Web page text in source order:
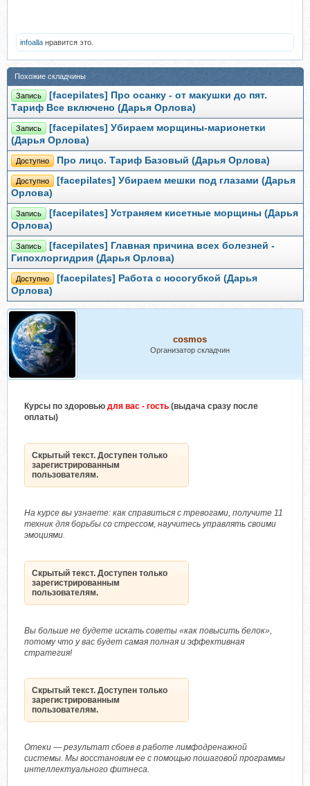
infoalla нравится это.
Похожие складчины
Запись
[facepilates] Про осанку - от макушки до пят.
Тариф Все включено (Дарья Орлова)
Запись
[facepilates] Убираем морщины-марионетки
(Дарья Орлова)
Доступно Про лицо. Тариф Базовый (Дарья Орлова)
Доступно
[facepilates] Убираем мешки под глазами (Дарья
Орлова)
Запись
[facepilates] Устраняем кисетные морщины (Дарья
Орлова)
Запись
[facepilates] Главная причина всех болезней -
Гипохлоргидрия (Дарья Орлова)
Доступно
[facepilates] Работа с носогубкой (Дарья
Орлова)
cosmos
Организатор складчин
Курсы по здоровью для вас - гость (выдача сразу после
оплаты)
Скрытый текст. Доступен только
зарегистрированным
пользователям.
На курсе вы узнаете: как справиться с тревогами, получите 11
техник для борьбы со стрессом, научитесь управлять своими
эмоциями.
Скрытый текст. Доступен только
зарегистрированным
пользователям.
Вы больше не будете искать советы «как повысить белок»,
потому что у вас будет самая полная и эффективная
стратегия!
Скрытый текст. Доступен только
зарегистрированным
пользователям.
Отеки — результат сбоев в работе лимфодренажной
системы. Мы восстановим ее с помощью пошаговой программы
интеллектуального фитнеса.